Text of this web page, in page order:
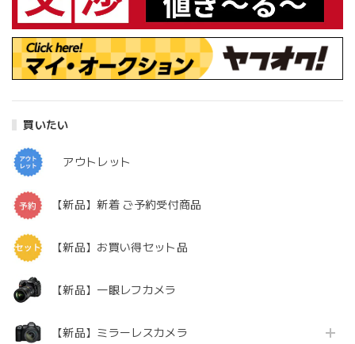
買いたい
アウトレット
【新品】新着 ご予約受付商品
【新品】お買い得セット品
【新品】一眼レフカメラ
【新品】ミラーレスカメラ